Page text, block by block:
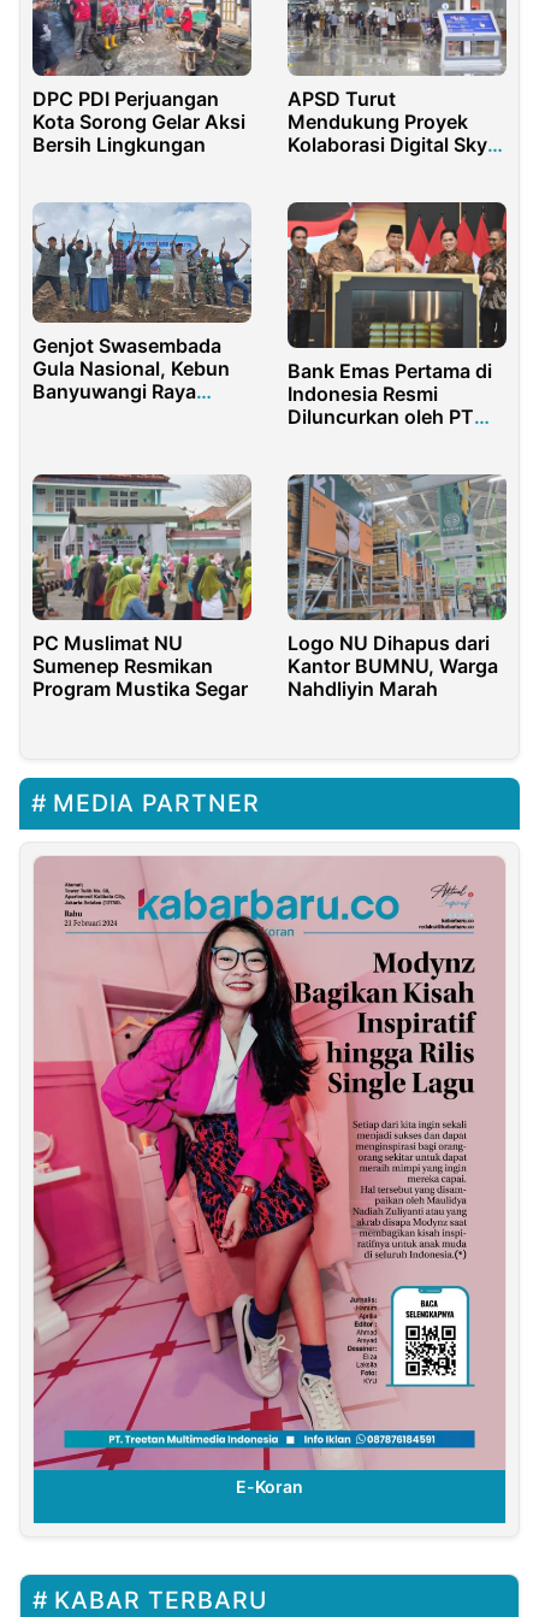
DPC PDI Perjuangan
Kota Sorong Gelar Aksi
Bersih Lingkungan
APSD Turut
Mendukung Proyek
Kolaborasi Digital Sky
Genjot Swasembada
Gula Nasional, Kebun
Banyuwangi Raya
Bank Emas Pertama di
Indonesia Resmi
Diluncurkan oleh PT
PC Muslimat NU
Sumenep Resmikan
Program Mustika Segar
Logo NU Dihapus dari
Kantor BUMNU, Warga
Nahdliyin Marah
MEDIA PARTNER
E-Koran
KABAR TERBARU